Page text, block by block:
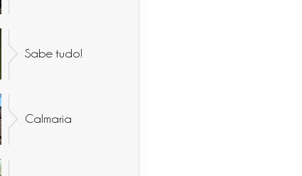
Sabe tudo!
Calmaria